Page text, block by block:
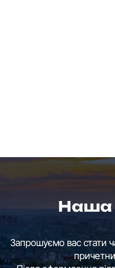
Наша
Запрошуємо вас стати